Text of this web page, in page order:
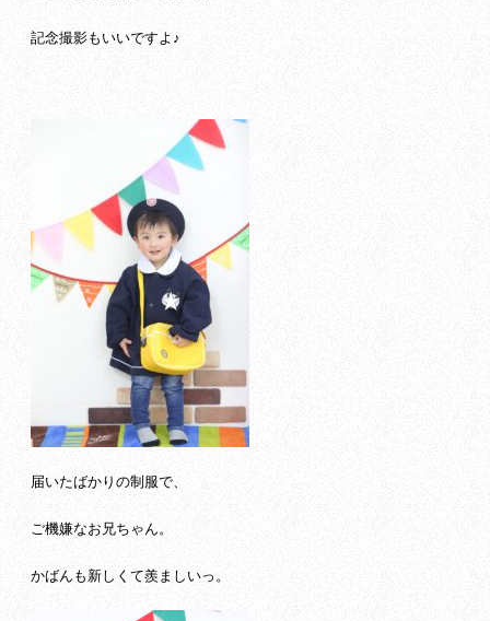
記念撮影もいいですよ♪
届いたばかりの制服で、
ご機嫌なお兄ちゃん。
かばんも新しくて羨ましいっ。